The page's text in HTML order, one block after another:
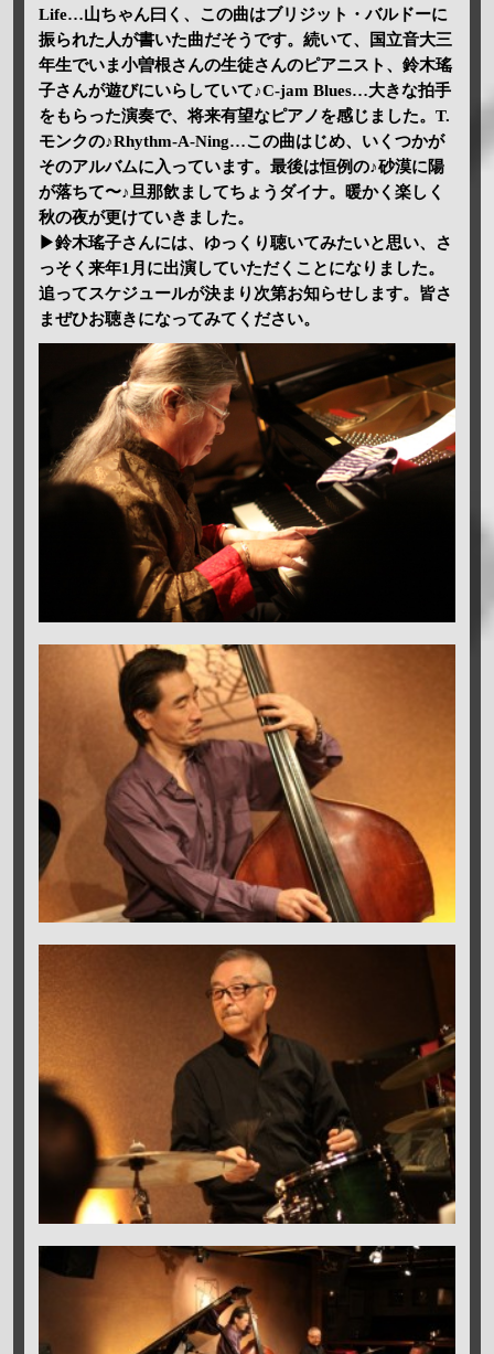
Life…山ちゃん曰く、この曲はブリジット・バルドーに
振られた人が書いた曲だそうです。続いて、国立音大三
年生でいま小曽根さんの生徒さんのピアニスト、鈴木瑤
子さんが遊びにいらしていて♪C-jam Blues…大きな拍手
をもらった演奏で、将来有望なピアノを感じました。T.
モンクの♪Rhythm-A-Ning…この曲はじめ、いくつかが
そのアルバムに入っています。最後は恒例の♪砂漠に陽
が落ちて〜♪旦那飲ましてちょうダイナ。暖かく楽しく
秋の夜が更けていきました。
▶鈴木瑤子さんには、ゆっくり聴いてみたいと思い、さ
っそく来年1月に出演していただくことになりました。
追ってスケジュールが決まり次第お知らせします。皆さ
まぜひお聴きになってみてください。